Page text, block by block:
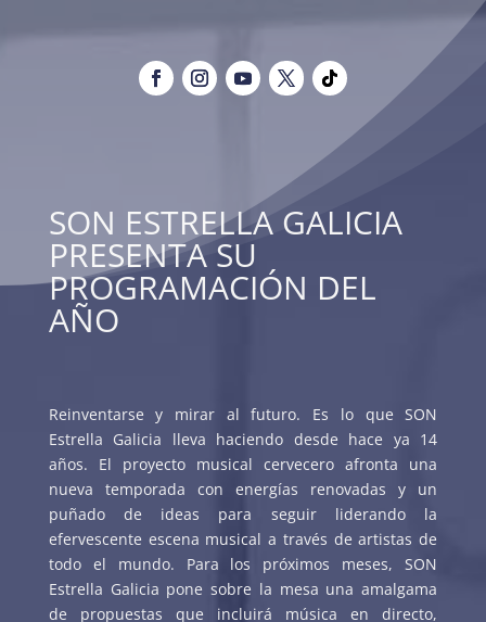
SON ESTRELLA GALICIA
PRESENTA SU
PROGRAMACIÓN DEL
AÑO
Reinventarse y mirar al futuro. Es lo que SON
Estrella Galicia lleva haciendo desde hace ya 14
años. El proyecto musical cervecero afronta una
nueva temporada con energías renovadas y un
puñado de ideas para seguir liderando la
efervescente escena musical a través de artistas de
todo el mundo. Para los próximos meses, SON
Estrella Galicia pone sobre la mesa una amalgama
de propuestas que incluirá música en directo,